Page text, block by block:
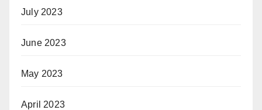
July 2023
June 2023
May 2023
April 2023